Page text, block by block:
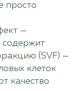
просто
—
(SVF) —
клеток
качество